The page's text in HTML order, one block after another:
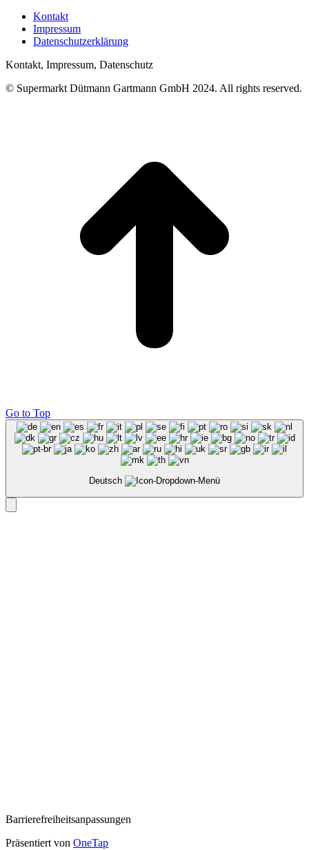
Kontakt
Impressum
Datenschutzerklärung
Kontakt, Impressum, Datenschutz
© Supermarkt Dütmann Gartmann GmbH 2024. All rights reserved.
Go to Top
Deutsch
Barrierefreiheitsanpassungen
Präsentiert von OneTap